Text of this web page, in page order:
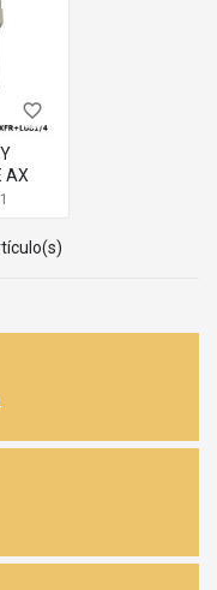
favorite_border
AX